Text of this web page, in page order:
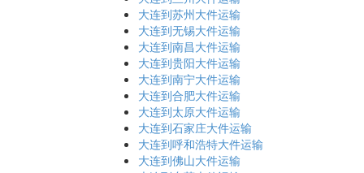
大连到苏州大件运输
大连到无锡大件运输
大连到南昌大件运输
大连到贵阳大件运输
大连到南宁大件运输
大连到合肥大件运输
大连到太原大件运输
大连到石家庄大件运输
大连到呼和浩特大件运输
大连到佛山大件运输